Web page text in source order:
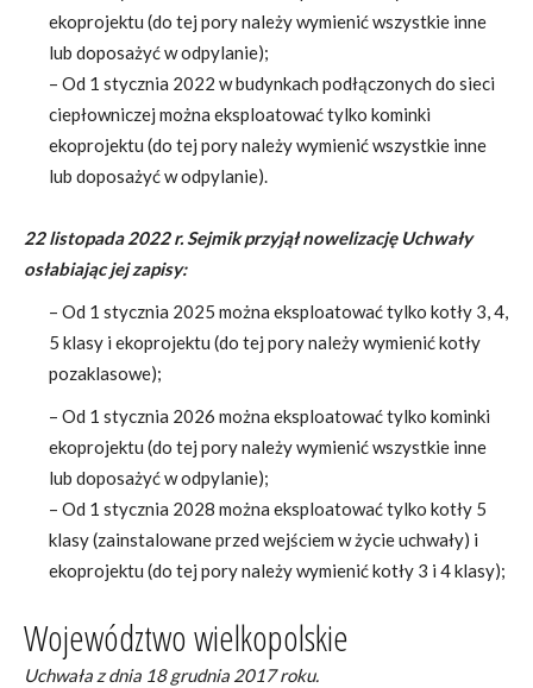
ekoprojektu (do tej pory należy wymienić wszystkie inne
lub doposażyć w odpylanie);
– Od 1 stycznia 2022 w budynkach podłączonych do sieci
ciepłowniczej można eksploatować tylko kominki
ekoprojektu (do tej pory należy wymienić wszystkie inne
lub doposażyć w odpylanie).
22 listopada 2022 r. Sejmik przyjął nowelizację Uchwały
osłabiając jej zapisy:
– Od 1 stycznia 2025 można eksploatować tylko kotły 3, 4,
5 klasy i ekoprojektu (do tej pory należy wymienić kotły
pozaklasowe);
– Od 1 stycznia 2026 można eksploatować tylko kominki
ekoprojektu (do tej pory należy wymienić wszystkie inne
lub doposażyć w odpylanie);
– Od 1 stycznia 2028 można eksploatować tylko kotły 5
klasy (zainstalowane przed wejściem w życie uchwały) i
ekoprojektu (do tej pory należy wymienić kotły 3 i 4 klasy);
Województwo wielkopolskie
Uchwała z dnia 18 grudnia 2017 roku.